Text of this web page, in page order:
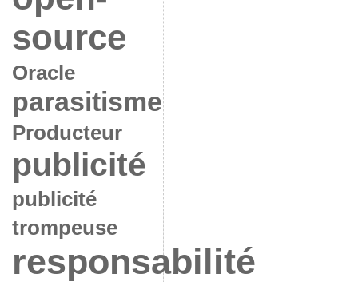
source
Oracle
parasitisme
Producteur
publicité
publicité
trompeuse
responsabilité